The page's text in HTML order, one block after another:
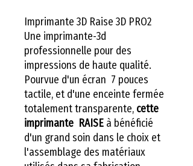
Imprimante 3D Raise 3D PRO2
Une imprimante-3d
professionnelle pour des
impressions de haute qualité.
Pourvue d'un écran 7 pouces
tactile, et d'une enceinte fermée
totalement transparente, cette
imprimante RAISE à bénéficié
d'un grand soin dans le choix et
l'assemblage des matériaux